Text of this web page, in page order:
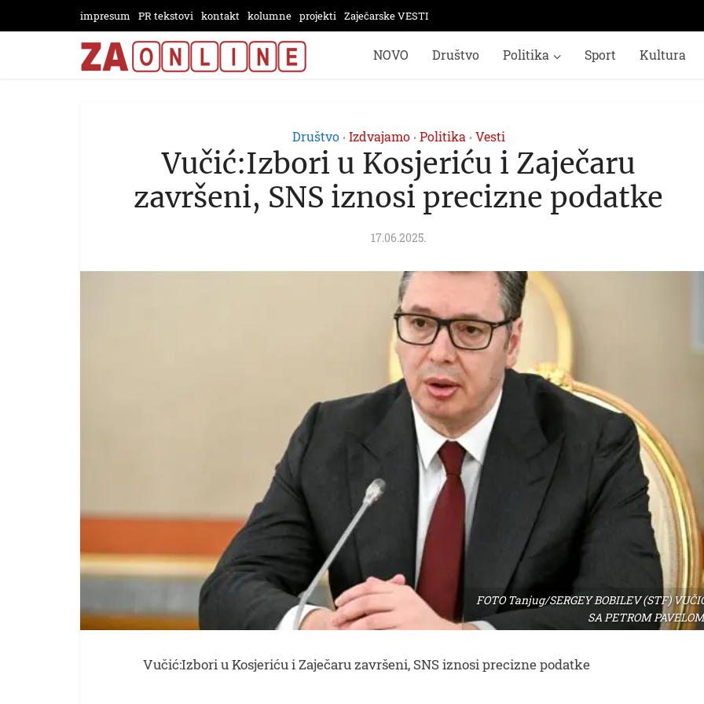
impresum PR tekstovi kontakt kolumne projekti Zaječarske VESTI
NOVO Društvo Politika Sport Kultura
Društvo • Izdvajamo • Politika • Vesti
Vučić:Izbori u Kosjeriću i Zaječaru
završeni, SNS iznosi precizne podatke
17.06.2025.
FOTO Tanjug/SERGEY BOBILEV (STF)
SA PETROM
Vučić:Izbori u Kosjeriću i Zaječaru završeni, SNS iznosi precizne podatke